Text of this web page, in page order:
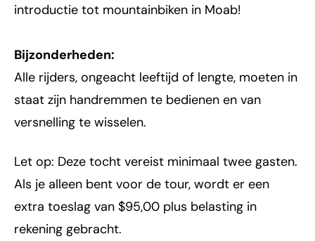
introductie tot mountainbiken in Moab!
Bijzonderheden:
Alle rijders, ongeacht leeftijd of lengte, moeten in
staat zijn handremmen te bedienen en van
versnelling te wisselen.
Let op: Deze tocht vereist minimaal twee gasten.
Als je alleen bent voor de tour, wordt er een
extra toeslag van $95,00 plus belasting in
rekening gebracht.